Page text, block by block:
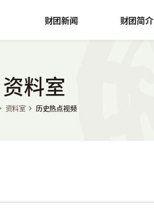
财团新闻 财团简介
资料室
资料室 历史热点视频